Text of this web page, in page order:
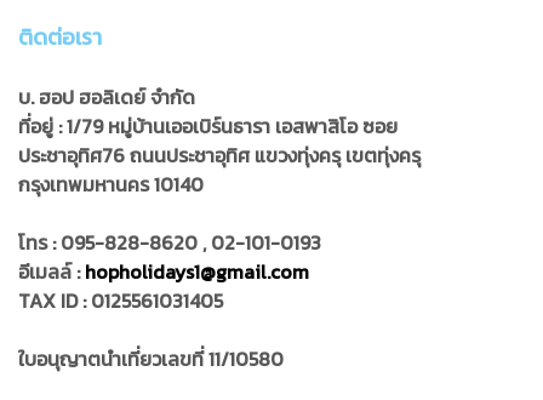
ติดต่อเรา
บ. ฮอป ฮอลิเดย์ จำกัด
ที่อยู่ : 1/79 หมู่บ้านเออเบิร์นธารา เอสพาสิโอ ซอย
ประชาอุทิศ76ถนนประชาอุทิศ แขวงทุ่งครุ เขตทุ่งครุ
กรุงเทพมหานคร 10140
โทร : 095-828-8620 , 02-101-0193
อีเมลล์ :hopholidays1@gmail.com
TAX ID : 0125561031405
ใบอนุญาตนำเที่ยวเลขที่ 11/10580